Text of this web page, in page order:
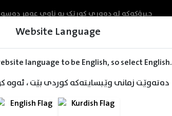
Website Language
language to be English, so select English.
دەتەوێت زمانی وێبسایتەکە کوردی بێت ، ئەوە
چیرۆکەکە لە دەوری کوڕێک بە ناوی عەمر
لەلایەن بەڕێوەبەری قوتابخانەکەیەوە